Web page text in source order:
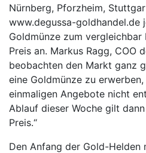
Nürnberg, Pforzheim,
www.degussa-goldhandel.de
Goldmünze zum
Preis an. Markus Ragg, COO
beobachten den Markt ganz
eine Goldmünze zu
einmaligen Angebote nicht
Ablauf dieser Woche gilt
Preis.“
Den Anfang der Gold-Helden